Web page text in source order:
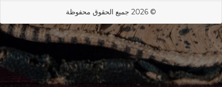
© 2026 جميع الحقوق محفوظة